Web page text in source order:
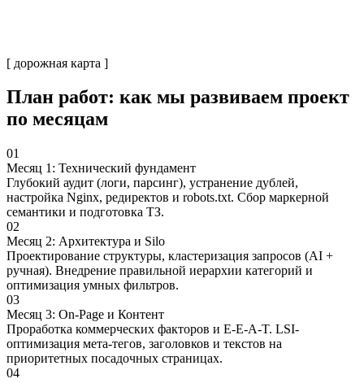
[ дорожная карта ]
План работ: как мы развиваем проект
по месяцам
01
Месяц 1: Технический фундамент
Глубокий аудит (логи, парсинг), устранение дублей,
настройка Nginx, редиректов и robots.txt. Сбор маркерной
семантики и подготовка ТЗ.
02
Месяц 2: Архитектура и Silo
Проектирование структуры, кластеризация запросов (AI +
ручная). Внедрение правильной иерархии категорий и
оптимизация умных фильтров.
03
Месяц 3: On-Page и Контент
Проработка коммерческих факторов и E-E-A-T. LSI-
оптимизация мета-тегов, заголовков и текстов на
приоритетных посадочных страницах.
04